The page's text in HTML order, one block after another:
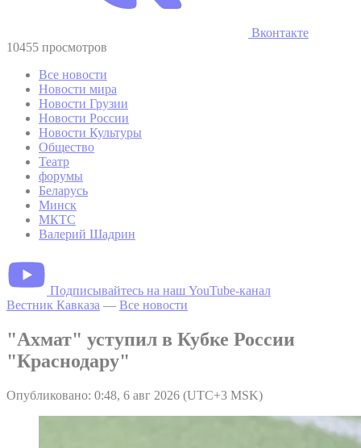
Вконтакте
10455 просмотров
Все новости
Новости мира
Новости Грузии
Новости России
Новости Культуры
Общество
Театр
форумы
Беларусь
Минск
МКТС
Валерий Шадрин
Подписывайтесь на наш YouTube-канал
Вестник Кавказа — Все новости
"Ахмат" уступил в Кубке России
"Краснодару"
Опубликовано: 0:48, 6 авг 2026 (UTC+3 MSK)